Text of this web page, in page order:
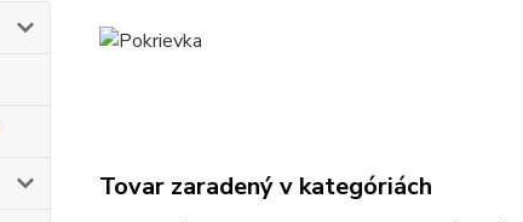
Tovar zaradený v kategóriách